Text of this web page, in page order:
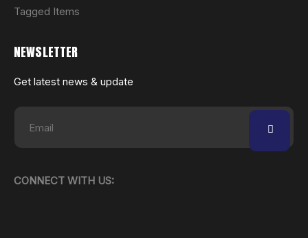
Tagged Items
NEWSLETTER
Get latest news & update
CONNECT WITH US: